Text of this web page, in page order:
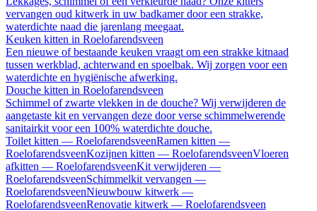
vervangen oud kitwerk in uw badkamer door een strakke,
waterdichte naad die jarenlang meegaat.
Keuken kitten in Roelofarendsveen
Een nieuwe of bestaande keuken vraagt om een strakke kitnaad
tussen werkblad, achterwand en spoelbak. Wij zorgen voor een
waterdichte en hygiënische afwerking.
Douche kitten in Roelofarendsveen
Schimmel of zwarte vlekken in de douche? Wij verwijderen de
aangetaste kit en vervangen deze door verse schimmelwerende
sanitairkit voor een 100% waterdichte douche.
Toilet kitten — RoelofarendsveenRamen kitten —
RoelofarendsveenKozijnen kitten — RoelofarendsveenVloeren
afkitten — RoelofarendsveenKit verwijderen —
RoelofarendsveenSchimmelkit vervangen —
RoelofarendsveenNieuwbouw kitwerk —
RoelofarendsveenRenovatie kitwerk — Roelofarendsveen